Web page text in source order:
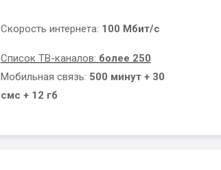
Скорость интернета: 100 Мбит/с
Список ТВ-каналов: более 250
Мобильная связь: 500 минут + 30
смс + 12 гб